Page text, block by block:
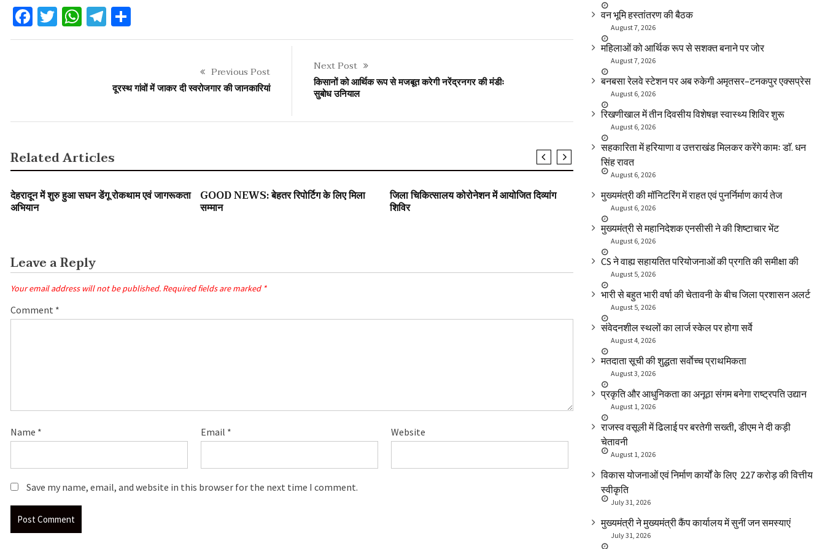
Facebook
Twitter
WhatsApp
Telegram
Previous Post
दूरस्थ गांवों में जाकर दी स्वरोजगार की जानकारियां
Next Post
किसानों को आर्थिक रूप से मजबूत करेगी नरेंद्रनगर की मंडीः
सुबोध उनियाल
Related Articles
देहरादून में शुरु हुआ सघन डेंगू रोकथाम एवं जागरूकता
अभियान
GOOD NEWS: बेहतर रिपोर्टिग के लिए मिला
सम्मान
जिला चिकित्सालय कोरोनेशन में आयोजित दिव्यांग
शिविर
SLIDER उत्तराखंड
“मेरी माटी मेरा देश’ कार्यक्रम का शुभारंभ जल जनित रोगों
Leave a Reply
Your email address will not be published. Required fields are marked *
Comment *
Name * Email * Website
Save my name, email, and website in this browser for the next time I comment.
वन भूमि हस्तांतरण की बैठक
August 7, 2026
महिलाओं को आर्थिक रूप से सशक्त बनाने पर जोर
August 7, 2026
बनबसा रेलवे स्टेशन पर अब रुकेगी अमृतसर–टनकपुर एक्सप्रेस
August 6, 2026
रिखणीखाल में तीन दिवसीय विशेषज्ञ स्वास्थ्य शिविर शुरू
August 6, 2026
सहकारिता में हरियाणा व उत्तराखंड मिलकर करेंगे कामः डाॅ. धन
सिंह रावत
August 6, 2026
मुख्यमंत्री की मॉनिटरिंग में राहत एवं पुनर्निर्माण कार्य तेज
August 6, 2026
मुख्यमंत्री से महानिदेशक एनसीसी ने की शिष्टाचार भेंट
August 6, 2026
CS ने वाह्य सहायतित परियोजनाओं की प्रगति की समीक्षा की
August 5, 2026
भारी से बहुत भारी वर्षा की चेतावनी के बीच जिला प्रशासन अलर्ट
August 5, 2026
संवेदनशील स्थलों का लार्ज स्केल पर होगा सर्वे
August 4, 2026
मतदाता सूची की शुद्धता सर्वाेच्च प्राथमिकता
August 3, 2026
प्रकृति और आधुनिकता का अनूठा संगम बनेगा राष्ट्रपति उद्यान
August 1, 2026
राजस्व वसूली में ढिलाई पर बरतेगी सख्ती, डीएम ने दी कड़ी
चेतावनी
August 1, 2026
विकास योजनाओं एवं निर्माण कार्यों के लिए ₹ 227 करोड़ की वित्तीय
स्वीकृति
July 31, 2026
मुख्यमंत्री ने मुख्यमंत्री कैंप कार्यालय में सुनीं जन समस्याएं
July 31, 2026